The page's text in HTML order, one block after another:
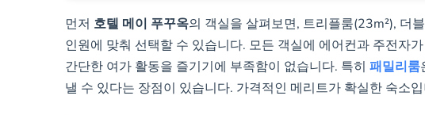
먼저 호텔 메이 푸꾸옥의 객실을 살펴보면, 트리플룸(23m²), 더
인원에 맞춰 선택할 수 있습니다. 모든 객실에 에어컨과 주전자
간단한 여가 활동을 즐기기에 부족함이 없습니다. 특히 패밀리룸
낼 수 있다는 장점이 있습니다. 가격적인 메리트가 확실한 숙소